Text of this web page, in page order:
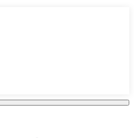
tu plataforma.